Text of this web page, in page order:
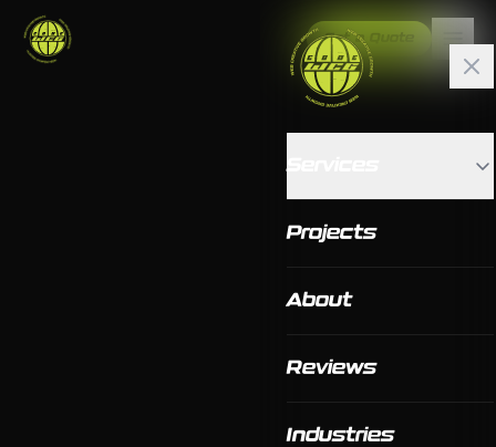
Get a Quote
Projects
About
Reviews
Industries